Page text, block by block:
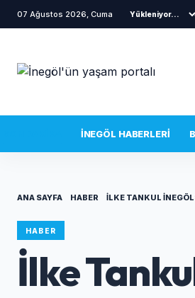
07 Ağustos 2026, Cuma
İNEGÖL HABERLERI
ANA SAYFA HABER İLKE TANKUL
HABER
İlke